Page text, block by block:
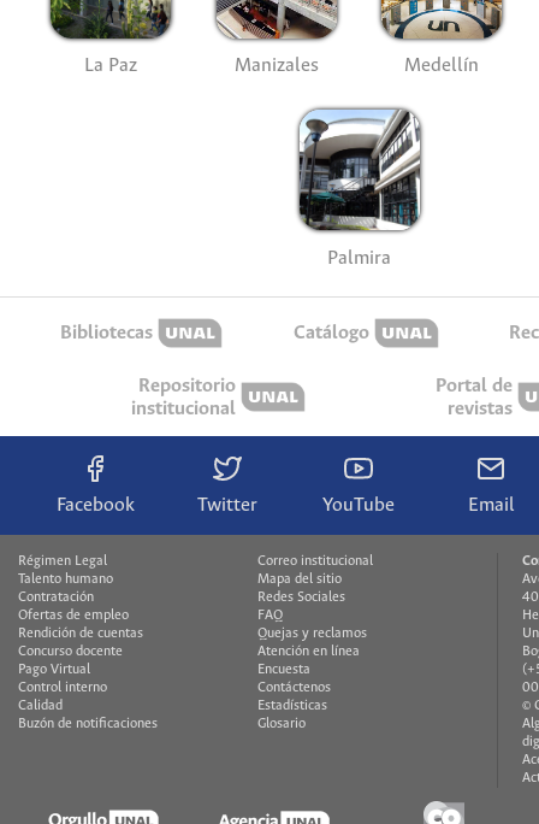
La Paz Manizales Medellín
Palmira
Bibliotecas Catálogo
Repositorio
institucional
Portal de
revistas
Facebook Twitter YouTube Email
Régimen Legal
Talento humano
Contratación
Ofertas de empleo
Rendición de cuentas
Concurso docente
Pago Virtual
Control interno
Calidad
Buzón de notificaciones
Correo institucional
Mapa del sitio
Redes Sociales
FAQ
Quejas y reclamos
Atención en línea
Encuesta
Contáctenos
Estadísticas
Glosario
©